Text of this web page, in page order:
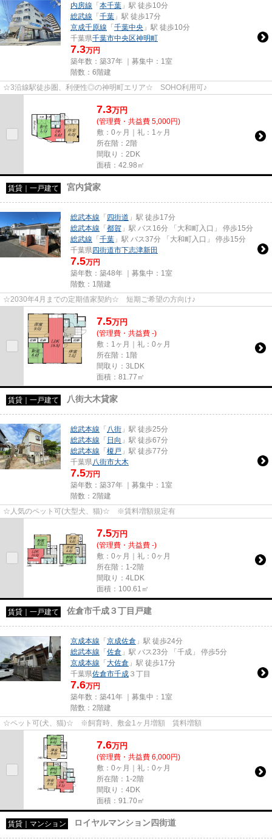
内房線 「本千葉 」駅 徒歩10分
総武線 「千葉 」駅 徒歩17分
京成千原線 「千葉中央 」駅 徒歩10分
千葉県千葉市中央区神明町
7.3万円
築年数：築37年 ｜募集中： 1室
階数：6階建
☆3沿線駅徒歩圏、利便性◎の神明町エリア☆ SOHO利用可♪
7.3万円
(管理費・共益費 5,000円)
敷：0ヶ月｜礼：1ヶ月
所在階：2階
間取り：2DK
面積：42.98㎡
賃貸｜一戸建て 宮内貸家
総武本線 「四街道 」駅 徒歩17分
総武本線 「都賀 」駅 バス16分 「大和町入口」 停歩15分
総武線 「千葉 」駅 バス37分 「大和町入口」 停歩15分
千葉県四街道市下志津新田
7.5万円
築年数：築48年 ｜募集中： 1室
階数：1階建
☆2030年4月までの定期借家契約☆ 短期ご希望の方向け♪
7.5万円
(管理費・共益費 -)
敷：1ヶ月｜礼：0ヶ月
所在階：1階
間取り：3LDK
面積：81.77㎡
賃貸｜一戸建て 八街大木貸家
総武本線 「 八街 」駅 徒歩25分
総武本線 「 日向 」駅 徒歩67分
総武本線 「榎戸 」駅 徒歩77分
千葉県 八街市大木
7.5万円
築年数：築37年 ｜募集中： 1室
階数：2階建
☆人気のペット可(大型犬、猫)☆ ※賃料増額規定有
7.5万円
(管理費・共益費 -)
敷：0ヶ月｜礼：0ヶ月
所在階：1-2階
間取り：4LDK
面積：100.61㎡
賃貸｜一戸建て 佐倉市千成３丁目戸建
京成本線 「京成佐倉 」駅 徒歩24分
総武本線 「佐倉 」駅 バス23分 「千成」 停歩5分
京成本線 「大佐倉 」駅 徒歩17分
千葉県佐倉市千成 ３丁目
7.6万円
築年数：築41年 ｜募集中： 1室
階数：2階建
☆ペット可(犬、猫)☆ ※飼育時、敷金1ヶ月増額 賃料増額
7.6万円
(管理費・共益費 6,000円)
敷：0ヶ月｜礼：0ヶ月
所在階：1-2階
間取り：4DK
面積：91.70㎡
賃貸｜マンション ロイヤルマンション四街道